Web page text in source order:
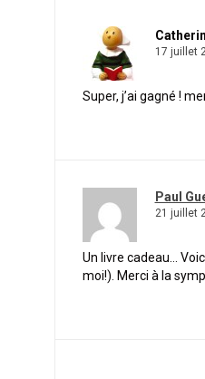
17 juillet
Super, j’ai gagné !
Paul
21 juillet
Un livre cadeau…
moi!). Merci à la